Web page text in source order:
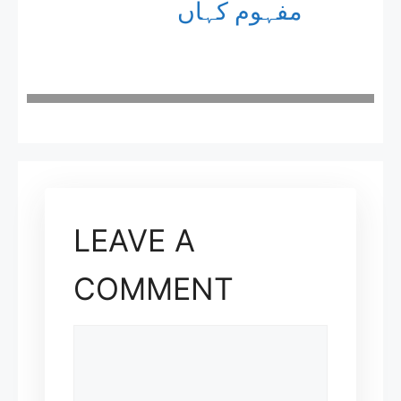
مفہوم کہاں
LEAVE A
COMMENT